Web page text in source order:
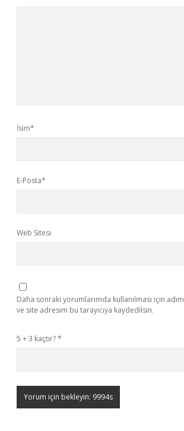
İsim*
E-Posta*
Web Sitesi
Daha sonraki yorumlarımda kullanılması için
ve site adresim bu tarayıcıya kaydedilsin.
5 + 3 kaçtır?*